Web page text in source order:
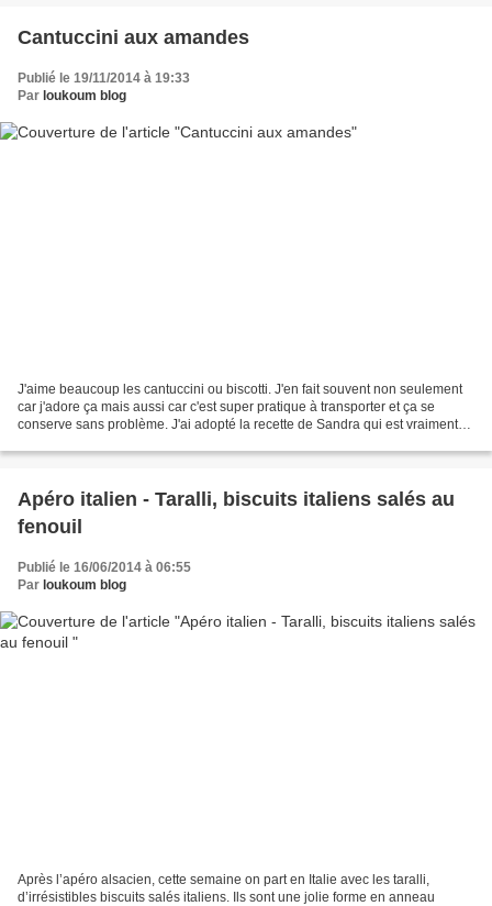
Cantuccini aux amandes
Publié le 19/11/2014 à 19:33
Par loukoum blog
J'aime beaucoup les cantuccini ou biscotti. J'en fait souvent non seulement
car j'adore ça mais aussi car c'est super pratique à transporter et ça se
conserve sans problème. J'ai adopté la recette de Sandra qui est vraiment
Apéro italien - Taralli, biscuits italiens salés au
fenouil
Publié le 16/06/2014 à 06:55
Par loukoum blog
Après l’apéro alsacien, cette semaine on part en Italie avec les taralli,
d’irrésistibles biscuits salés italiens. Ils sont une jolie forme en anneau